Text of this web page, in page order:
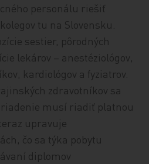
personálu riešiť
tu na Slovensku.
sestier, pôrodných
lekárov – anestéziológov,
kardiológov a fyziatrov.
zdravotníkov sa
musí riadiť platnou
upravuje
čo sa týka pobytu
diplomov